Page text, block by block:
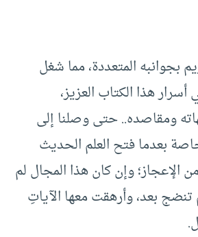
بجوانبه المتعددة، مما شغل
أسرار هذا الكتاب العزيز،
ومقاصده.. حتى وصلنا إلى
خاصة بعدما فتح العلم الحديث
الإعجاز؛ وإن كان هذا المجال لم
بعد، وأرهقت معها الآياتِ